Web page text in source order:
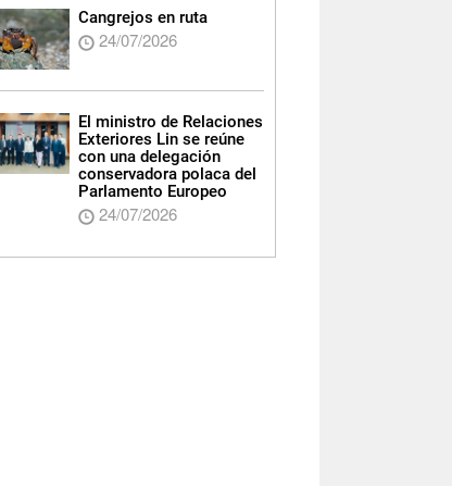
Cangrejos en ruta
24/07/2026
El ministro de Relaciones
Exteriores Lin se reúne
con una delegación
conservadora polaca del
Parlamento Europeo
24/07/2026